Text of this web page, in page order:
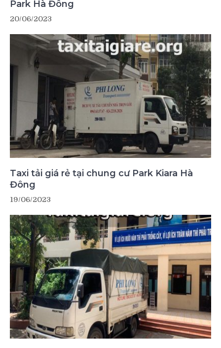
Park Hà Đông
20/06/2023
Taxi tải giá rẻ tại chung cư Park Kiara Hà
Đông
19/06/2023